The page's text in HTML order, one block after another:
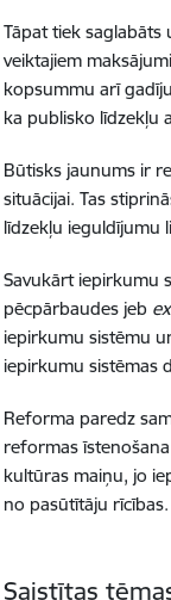
Tāpat tiek
veiktajiem
kopsummu arī
ka publisko līdzekļu
Būtisks jaunums ir
situācijai. Tas
līdzekļu ieguldījumu
Savukārt iepirkumu
pēcpārbaudes jeb
iepirkumu sistēmu
iepirkumu sistēmas
Reforma paredz
reformas
kultūras maiņu, jo
no pasūtītāju rīcības.
Saistītas